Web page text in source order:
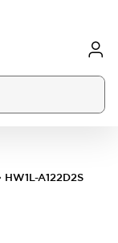
HW1L-A122D2S